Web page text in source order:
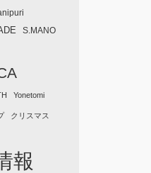
S.MANO
Yonetomi
クリスマス
報